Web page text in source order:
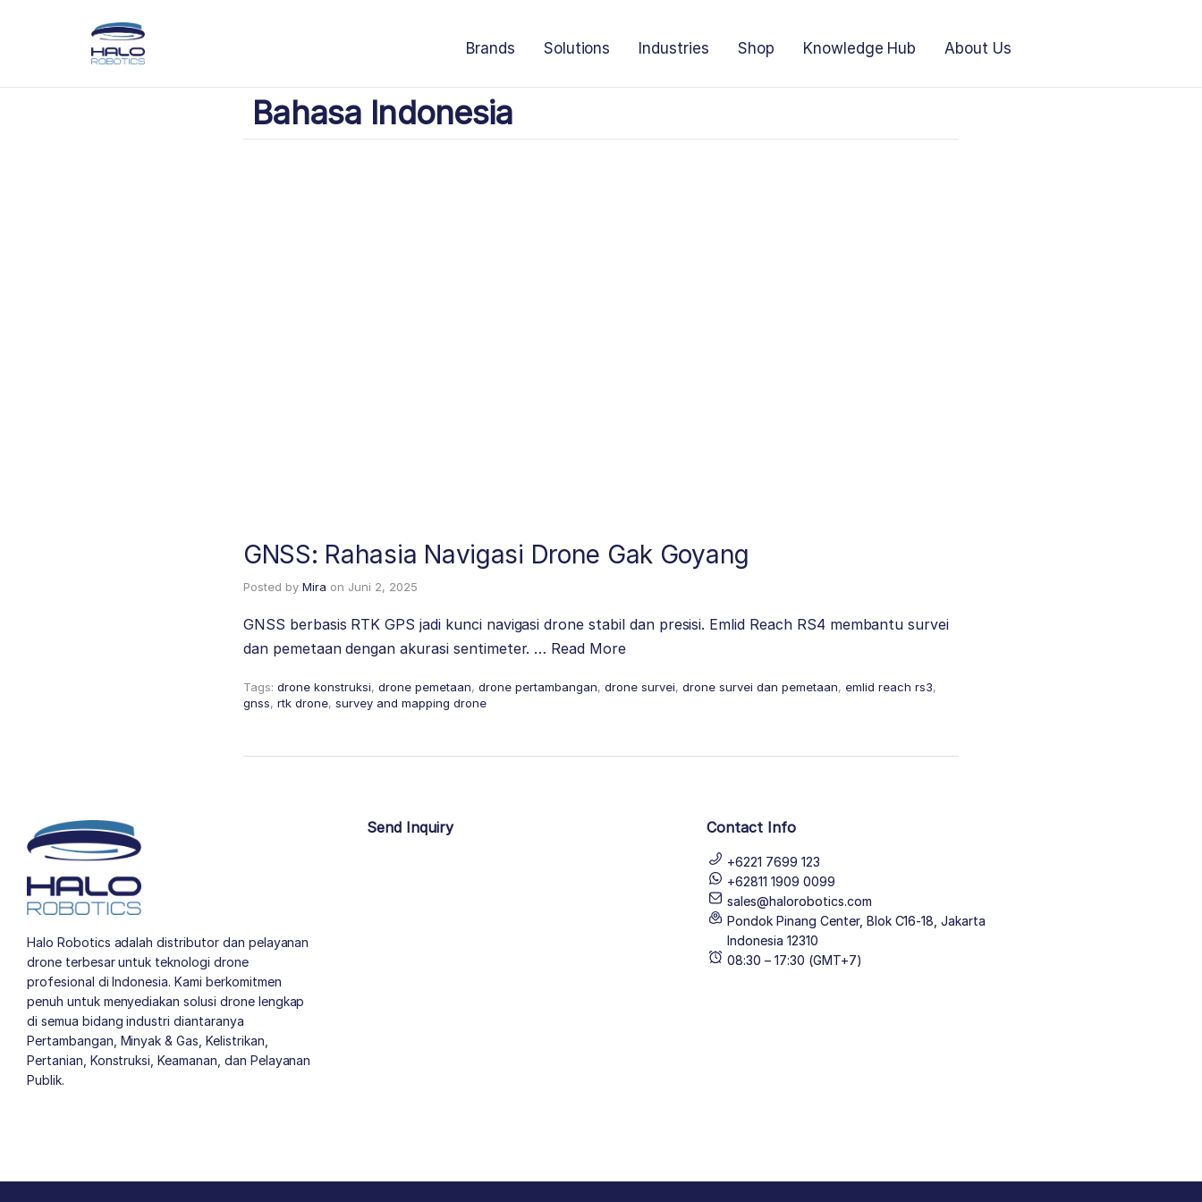
Brands Solutions Industries Shop Knowledge Hub About Us
Bahasa Indonesia
GNSS: Rahasia Navigasi Drone Gak Goyang
Posted by Mira on Juni 2, 2025
GNSS berbasis RTK GPS jadi kunci navigasi drone stabil dan presisi. Emlid Reach RS4 membantu survei
dan pemetaan dengan akurasi sentimeter. … Read More
Tags: drone konstruksi, drone pemetaan, drone pertambangan, drone survei, drone survei dan pemetaan, emlid reach rs3,
gnss, rtk drone, survey and mapping drone
Halo Robotics adalah distributor dan pelayanan
drone terbesar untuk teknologi drone
profesional di Indonesia. Kami berkomitmen
penuh untuk menyediakan solusi drone lengkap
di semua bidang industri diantaranya
Pertambangan, Minyak & Gas, Kelistrikan,
Pertanian, Konstruksi, Keamanan, dan Pelayanan
Publik.
Send Inquiry Contact Info
+6221 7699 123
+62811 1909 0099
sales@halorobotics.com
Pondok Pinang Center, Blok C16-18, Jakarta
Indonesia 12310
08:30 – 17:30 (GMT+7)